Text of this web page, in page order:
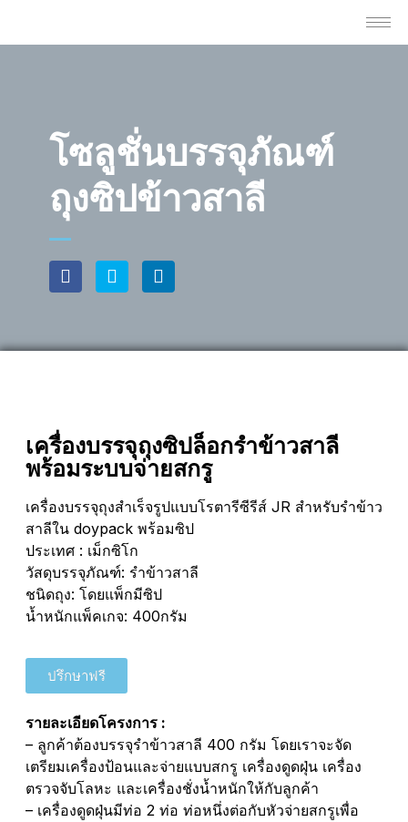
โซลูชั่นบรรจุภัณฑ์
ถุงซิปข้าวสาลี
เครื่องบรรจุถุงซิปล็อกรำข้าวสาลี
พร้อมระบบจ่ายสกรู
เครื่องบรรจุถุงสำเร็จรูปแบบโรตารีซีรีส์ JR สำหรับรำข้าว
สาลีใน doypack พร้อมซิป
ประเทศ : เม็กซิโก
วัสดุบรรจุภัณฑ์: รำข้าวสาลี
ชนิดถุง: โดยแพ็กมีซิป
น้ำหนักแพ็คเกจ: 400กรัม
ปรึกษาฟรี
รายละเอียดโครงการ :
– ลูกค้าต้องบรรจุรำข้าวสาลี 400 กรัม โดยเราจะจัด
เตรียมเครื่องป้อนและจ่ายแบบสกรู เครื่องดูดฝุ่น เครื่อง
ตรวจจับโลหะ และเครื่องชั่งน้ำหนักให้กับลูกค้า
– เครื่องดูดฝุ่นมีท่อ 2 ท่อ ท่อหนึ่งต่อกับหัวจ่ายสกรูเพื่อ